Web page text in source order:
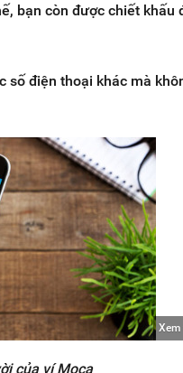
bạn còn được chiết khấu
số điện thoại khác mà
của ví Moca